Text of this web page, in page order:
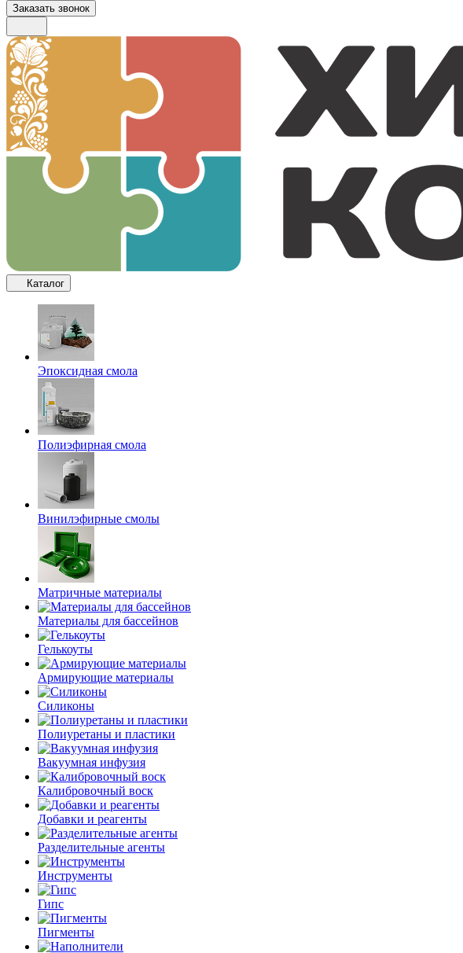
Заказать звонок
Каталог
Эпоксидная смола
Полиэфирная смола
Винилэфирные смолы
Матричные материалы
Материалы для бассейнов
Гелькоуты
Армирующие материалы
Силиконы
Полиуретаны и пластики
Вакуумная инфузия
Калибровочный воск
Добавки и реагенты
Разделительные агенты
Инструменты
Гипс
Пигменты